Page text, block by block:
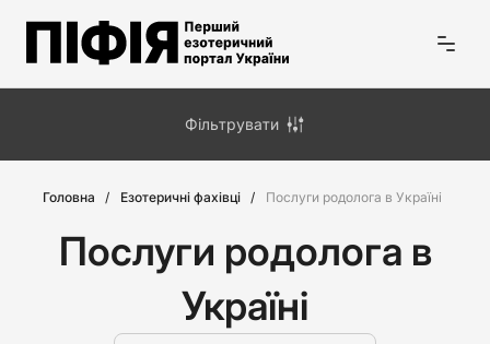
Головна Езотеричні фахівці Послуги родолога в Україні
Послуги родолога в
Україні
Фільтрувати